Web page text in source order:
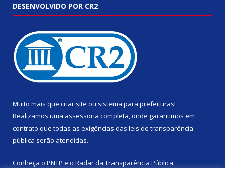
DESENVOLVIDO POR CR2
Muito mais que criar site ou sistema para prefeituras!
Realizamos uma assessoria completa, onde garantimos em
contrato que todas as exigências das leis de transparência
pública serão atendidas.
Conheça o PNTP e o Radar da Transparência Pública